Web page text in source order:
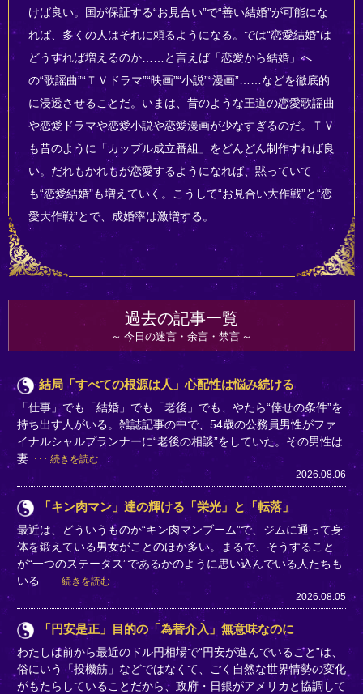
けば良い。国が保証する“お見合い”で“善い結婚”が可能にな
れば、多くの人はそれに頼るようになる。では“恋愛結婚”は
どうすれば増えるのか……と言えば「恋愛から結婚」へ
の“歌謡曲”“ＴＶドラマ”“映画”“小説”“漫画”……などを徹底的
に浸透させることだ。いまは、昔のような王道の恋愛歌謡曲
や恋愛ドラマや恋愛小説や恋愛漫画が少なすぎるのだ。ＴＶ
も昔のように「カップル成立番組」をどんどん制作すれば良
い。だれもかれもが恋愛するようになれば、黙っていて
も“恋愛結婚”も増えていく。こうして“お見合い大作戦”と“恋
愛大作戦”とで、成婚率は激増する。
過去の記事一覧
今日の迷言・余言・禁言
結局「すべての根源は人」心配性は悩み続ける
「仕事」でも「結婚」でも「老後」でも、やたら“倖せの条件”を
持ち出す人がいる。雑誌記事の中で、54歳の公務員男性がファ
イナルシャルプランナーに“老後の相談”をしていた。その男性は
妻
続きを読む
2026.08.06
「キン肉マン」達の輝ける「栄光」と「転落」
最近は、どういうものか“キン肉マンブーム”で、ジムに通って身
体を鍛えている男女がことのほか多い。まるで、そうすること
が“一つのステータス”であるかのように思い込んでいる人たちも
いる
続きを読む
2026.08.05
「円安是正」目的の「為替介入」無意味なのに
わたしは前から最近のドル円相場で“円安が進んでいること”は、
俗にいう「投機筋」などではなくて、ごく自然な世界情勢の変化
がもたらしていることだから、政府・日銀がアメリカと協調して